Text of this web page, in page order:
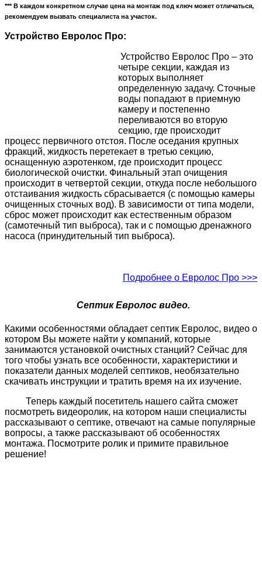
*** В каждом конкретном случае цена на монтаж под ключ может отличаться,
рекомендуем вызвать специалиста на участок.
Устройство Евролос Про:
Устройство Евролос Про – это
четыре секции, каждая из
которых выполняет
определенную задачу. Сточные
воды попадают в приемную
камеру и постепенно
переливаются во вторую
секцию, где происходит
процесс первичного отстоя. После оседания крупных
фракций, жидкость перетекает в третью секцию,
оснащенную аэротенком, где происходит процесс
биологической очистки. Финальный этап очищения
происходит в четвертой секции, откуда после небольшого
отстаивания жидкость сбрасывается (с помощью камеры
очищенных сточных вод). В зависимости от типа модели,
сброс может происходит как естественным образом
(самотечный тип выброса), так и с помощью дренажного
насоса (принудительный тип выброса).
Подробнее о Евролос Про >>>
Септик Евролос видео.
Какими особенностями обладает септик Евролос, видео о
котором Вы можете найти у компаний, которые
занимаются установкой очистных станций? Сейчас для
того чтобы узнать все особенности, характеристики и
показатели данных моделей септиков, необязательно
скачивать инструкции и тратить время на их изучение.
Теперь каждый посетитель нашего сайта сможет
посмотреть видеоролик, на котором наши специалисты
рассказывают о септике, отвечают на самые популярные
вопросы, а также рассказывают об особенностях
монтажа. Посмотрите ролик и примите правильное
решение!